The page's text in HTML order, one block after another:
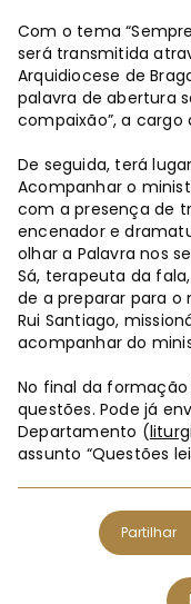
Com o tema
será transmitida
Arquidiocese de
palavra de abertura
compaixão”, a cargo
De seguida, terá
Acompanhar o
com a presença de
encenador e
olhar a Palavra nos
Sá, terapeuta da
de a preparar para o
Rui Santiago,
acompanhar do
No final da
questões. Pode já
Departamento (
assunto “Questões
Partilhar